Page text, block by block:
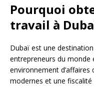
Pourquoi
travail à
Dubaï est une
entrepreneurs du monde
environnement
modernes et une